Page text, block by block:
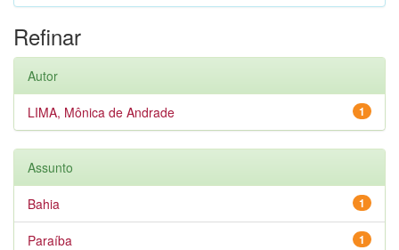
Refinar
Autor
1
LIMA, Mônica de Andrade
Assunto
1
Bahia
1
Paraíba